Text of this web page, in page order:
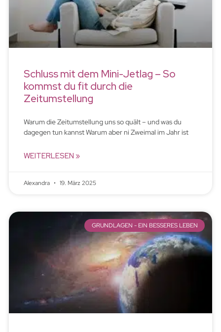
Schluss mit dem Mini-Jetlag – So
kommst du fit durch die
Zeitumstellung
Warum die Zeitumstellung uns so quält – und was du
dagegen tun kannst Warum aber ni Zweimal im Jahr ist
WEITERLESEN »
Alexandra 19. März 2025
GRUNDLAGEN - EIN BESSERES LEBEN